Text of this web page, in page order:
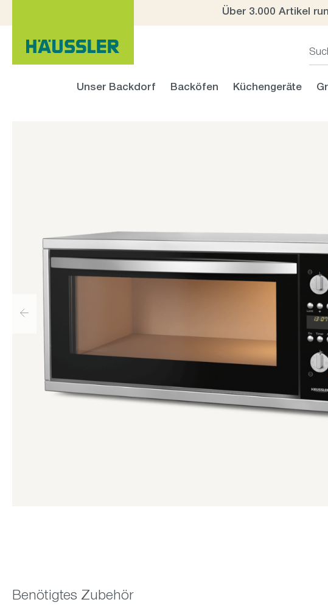
Über 3.000 Artikel
Unser Backdorf Backöfen Küchengeräte
Benötigtes Zubehör